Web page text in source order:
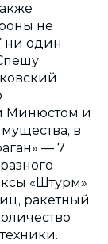
не
ни один
Минюстом и
в
— 7
«Штурм»
ракетный